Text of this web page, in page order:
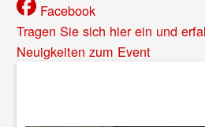
Facebook
Tragen Sie sich hier ein und
Neuigkeiten zum Event